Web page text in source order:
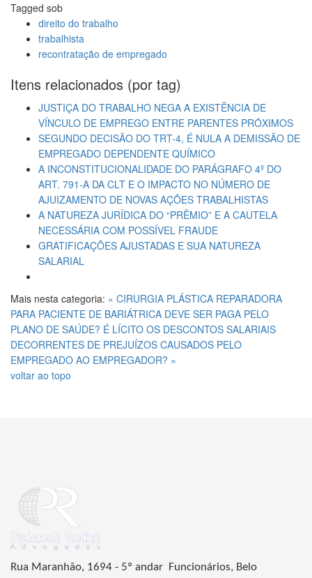
Tagged sob
direito do trabalho
trabalhista
recontratação de empregado
Itens relacionados (por tag)
JUSTIÇA DO TRABALHO NEGA A EXISTÊNCIA DE
VÍNCULO DE EMPREGO ENTRE PARENTES PRÓXIMOS
SEGUNDO DECISÃO DO TRT-4, É NULA A DEMISSÃO DE
EMPREGADO DEPENDENTE QUÍMICO
A INCONSTITUCIONALIDADE DO PARÁGRAFO 4º DO
ART. 791-A DA CLT E O IMPACTO NO NÚMERO DE
AJUIZAMENTO DE NOVAS AÇÕES TRABALHISTAS
A NATUREZA JURÍDICA DO “PRÊMIO” E A CAUTELA
NECESSÁRIA COM POSSÍVEL FRAUDE
GRATIFICAÇÕES AJUSTADAS E SUA NATUREZA
SALARIAL
Mais nesta categoria: « CIRURGIA PLÁSTICA REPARADORA
PARA PACIENTE DE BARIÁTRICA DEVE SER PAGA PELO
PLANO DE SAÚDE? É LÍCITO OS DESCONTOS SALARIAIS
DECORRENTES DE PREJUÍZOS CAUSADOS PELO
EMPREGADO AO EMPREGADOR? »
voltar ao topo
Rua Maranhão, 1694 - 5º andar Funcionários, Belo